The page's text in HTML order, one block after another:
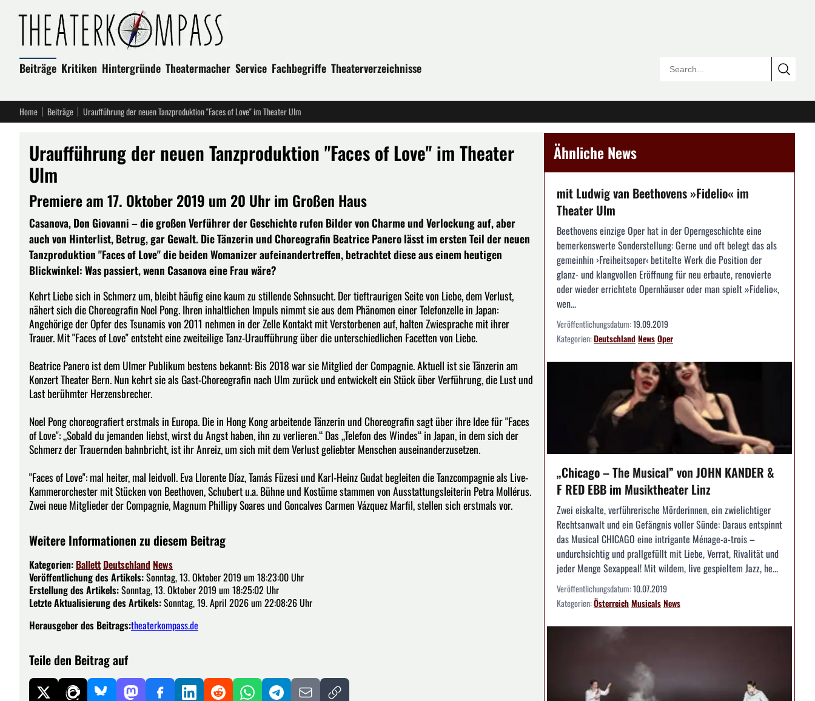
Beiträge Kritiken Hintergründe Theatermacher Service Fachbegriffe Theaterverzeichnisse
Home Beiträge Uraufführung der neuen Tanzproduktion "Faces of Love" im Theater Ulm
Uraufführung der neuen Tanzproduktion "Faces of Love" im Theater
Ulm
Premiere am 17. Oktober 2019 um 20 Uhr im Großen Haus
Casanova, Don Giovanni – die großen Verführer der Geschichte rufen Bilder von Charme und Verlockung auf, aber
auch von Hinterlist, Betrug, gar Gewalt. Die Tänzerin und Choreografin Beatrice Panero lässt im ersten Teil der neuen
Tanzproduktion "Faces of Love" die beiden Womanizer aufeinandertreffen, betrachtet diese aus einem heutigen
Blickwinkel: Was passiert, wenn Casanova eine Frau wäre?
Kehrt Liebe sich in Schmerz um, bleibt häufig eine kaum zu stillende Sehnsucht. Der tieftraurigen Seite von Liebe, dem Verlust,
nähert sich die Choreografin Noel Pong. Ihren inhaltlichen Impuls nimmt sie aus dem Phänomen einer Telefonzelle in Japan:
Angehörige der Opfer des Tsunamis von 2011 nehmen in der Zelle Kontakt mit Verstorbenen auf, halten Zwiesprache mit ihrer
Trauer. Mit "Faces of Love" entsteht eine zweiteilige Tanz-Uraufführung über die unterschiedlichen Facetten von Liebe.
Beatrice Panero ist dem Ulmer Publikum bestens bekannt: Bis 2018 war sie Mitglied der Compagnie. Aktuell ist sie Tänzerin am
Konzert Theater Bern. Nun kehrt sie als Gast-Choreografin nach Ulm zurück und entwickelt ein Stück über Verführung, die Lust und
Last berühmter Herzensbrecher.
Noel Pong choreografiert erstmals in Europa. Die in Hong Kong arbeitende Tänzerin und Choreografin sagt über ihre Idee für "Faces
of Love": „Sobald du jemanden liebst, wirst du Angst haben, ihn zu verlieren.“ Das „Telefon des Windes“ in Japan, in dem sich der
Schmerz der Trauernden bahnbricht, ist ihr Anreiz, um sich mit dem Verlust geliebter Menschen auseinanderzusetzen.
"Faces of Love": mal heiter, mal leidvoll. Eva Llorente Díaz, Tamás Füzesi und Karl-Heinz Gudat begleiten die Tanzcompagnie als Live-
Kammerorchester mit Stücken von Beethoven, Schubert u.a. Bühne und Kostüme stammen von Ausstattungsleiterin Petra Mollérus.
Zwei neue Mitglieder der Compagnie, Magnum Phillipy Soares und Goncalves Carmen Vázquez Marfil, stellen sich erstmals vor.
Weitere Informationen zu diesem Beitrag
Kategorien: Ballett Deutschland News
Veröffentlichung des Artikels:Sonntag, 13. Oktober 2019 um 18:23:00 Uhr
Erstellung des Artikels:Sonntag, 13. Oktober 2019 um 18:25:02 Uhr
Letzte Aktualisierung des Artikels:Sonntag, 19. April 2026 um 22:08:26 Uhr
Herausgeber des Beitrags:theaterkompass.de
Teile den Beitrag auf
Ähnliche News
mit Ludwig van Beethovens »Fidelio« im
Theater Ulm
Beethovens einzige Oper hat in der Operngeschichte eine
bemerkenswerte Sonderstellung: Gerne und oft belegt das als
gemeinhin ›Freiheitsoper‹ betitelte Werk die Position der
glanz- und klangvollen Eröffnung für neu erbaute, renovierte
oder wieder errichtete Opernhäuser oder man spielt »Fidelio«,
wen...
Veröffentlichungsdatum:19.09.2019
Kategorien:DeutschlandNewsOper
„Chicago – The Musical” von JOHN KANDER &
F RED EBB im Musiktheater Linz
Zwei eiskalte, verführerische Mörderinnen, ein zwielichtiger
Rechtsanwalt und ein Gefängnis voller Sünde: Daraus entspinnt
das Musical CHICAGO eine intrigante Ménage-a-trois –
undurchsichtig und prallgefüllt mit Liebe, Verrat, Rivalität und
jeder Menge Sexappeal! Mit wildem, live gespieltem Jazz, he...
Veröffentlichungsdatum:10.07.2019
Kategorien:ÖsterreichMusicalsNews